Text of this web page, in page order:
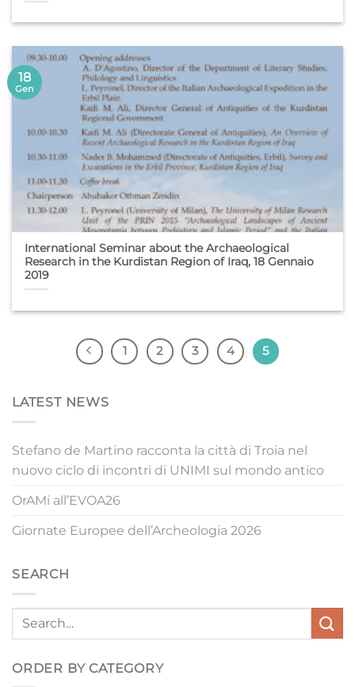
International Seminar about the Archaeological
Research in the Kurdistan Region of Iraq, 18 Gennaio
2019
18
Gen
1 2 3 4 5
LATEST NEWS
Stefano de Martino racconta la città di Troia nel
nuovo ciclo di incontri di UNIMI sul mondo antico
OrAMi all’EVOA26
Giornate Europee dell’Archeologia 2026
SEARCH
ORDER BY CATEGORY